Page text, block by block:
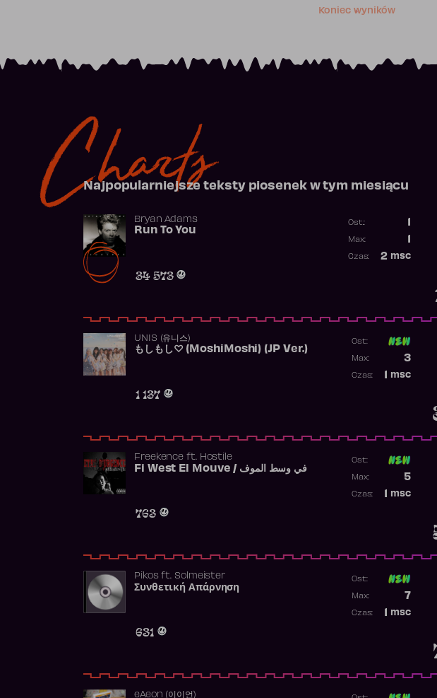
Koniec wyników
Charts
Najpopularniejsze teksty piosenek w tym miesiącu
Bryan Adams
Run To You
34 573
Ost.:
Max:
2 msc
Czas:
UNIS (유니스)
もしもし♡ (MoshiMoshi) (JP Ver.)
1 137
Ost:
3
Max:
msc
Czas:
Freekence ft. Hostile
Fi West El Mouve / في وسط الموف
763
Ost:
5
Max:
msc
Czas:
Pikosft. Solmeister
Συνθετική Απάρνηση
631
Ost:
7
Max:
msc
Czas:
​eAeon (이이언)